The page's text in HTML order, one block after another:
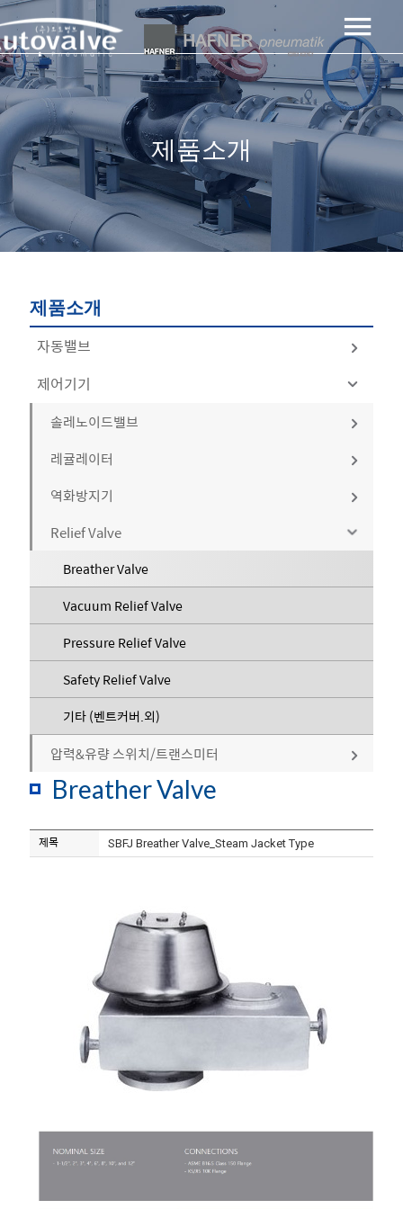
제품소개
제품소개
자동밸브
공기압자동밸브
볼밸브
버터플라이밸브
글로브밸브
게이트밸브
기타
전동자동밸브
볼밸브
버터플라이밸브
글로브밸브
게이트밸브
기타
구동기
공기압 구동기
전동 구동기
기타
밸브
볼밸브
버터플라이밸브
글로브밸브
게이트밸브
체크밸브
기타
자동밸브악세사리
솔레노이드밸브
리미트스위치
에어셋
포지셔너
기타
제어기기
솔레노이드밸브
물에어용
스팀용
고압용
내화학용
기타
레귤레이터
고압용 (100bar 이상)
중압용 (20bar 이하)
저압용 (0.5bar이하)
기타
역화방지기
배관형
말단형
기타
Relief Valve
Breather Valve
Vacuum Relief Valve
Pressure Relief Valve
Safety Relief Valve
기타 (벤트커버.외)
압력&유량 스위치/트랜스미터
압력스위치
플로우스위치
압력트랜스미터
Breather Valve
제목 SBFJ Breather Valve_Steam Jacket Type